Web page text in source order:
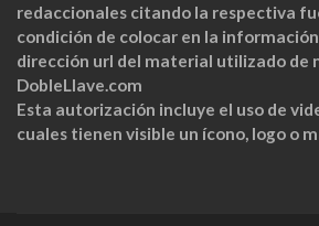
redaccionales citando la respectiva
condición de colocar en la
dirección url del material utilizado de
DobleLlave.com
Esta autorización incluye el uso de
cuales tienen visible un ícono, logo o